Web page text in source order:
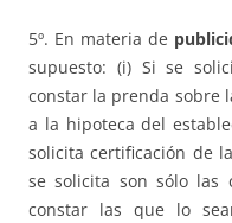
5º. En materia de
supuesto: (i) Si se
constar la prenda sobre
a la hipoteca del
solicita certificación de
se solicita son sólo las
constar las que lo